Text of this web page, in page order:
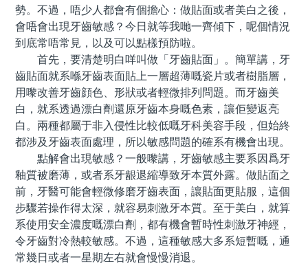
勢。不過，唔少人都會有個擔心：做貼面或者美白之後，
會唔會出現牙齒敏感？今日就等我哋一齊傾下，呢個情況
到底常唔常見，以及可以點樣預防啦。
首先，要清楚明白咩叫做「牙齒貼面」。簡單講，牙
齒貼面就系喺牙齒表面貼上一層超薄嘅瓷片或者樹脂層，
用嚟改善牙齒顔色、形狀或者輕微排列問題。而牙齒美
白，就系透過漂白劑還原牙齒本身嘅色素，讓佢變返亮
白。兩種都屬于非入侵性比較低嘅牙科美容手段，但始終
都涉及牙齒表面處理，所以敏感問題的確系有機會出現。
點解會出現敏感？一般嚟講，牙齒敏感主要系因爲牙
釉質被磨薄，或者系牙龈退縮導致牙本質外露。做貼面之
前，牙醫可能會輕微修磨牙齒表面，讓貼面更貼服，這個
步驟若操作得太深，就容易刺激牙本質。至于美白，就算
系使用安全濃度嘅漂白劑，都有機會暫時性刺激牙神經，
令牙齒對冷熱較敏感。不過，這種敏感大多系短暫嘅，通
常幾日或者一星期左右就會慢慢消退。